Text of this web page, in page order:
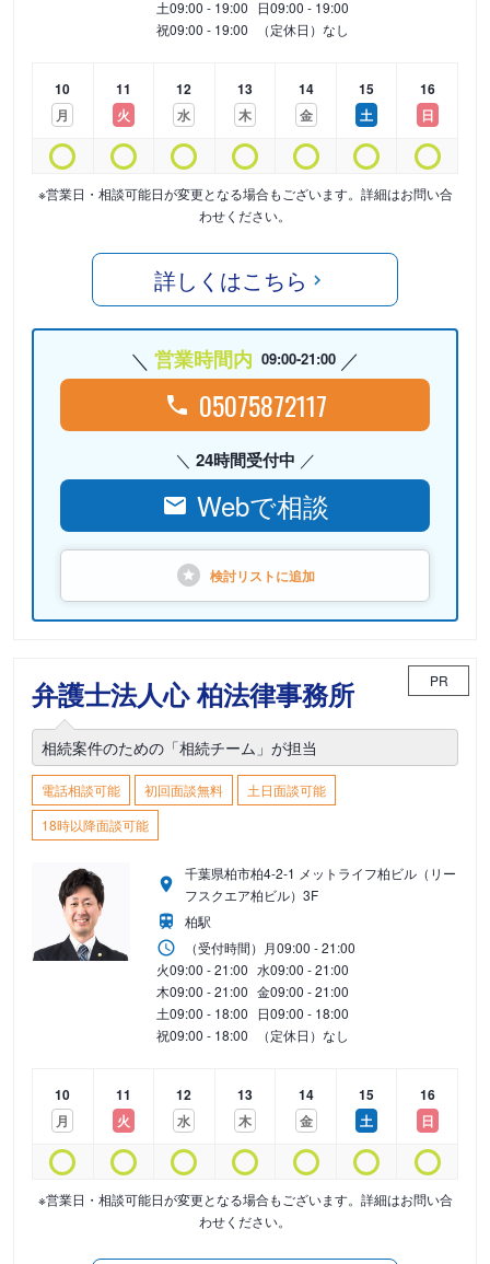
土09:00 - 19:00 日09:00 - 19:00
祝09:00 - 19:00 （定休日）なし
10
月
11
火
12
水
13
木
14
金
15
土
16
日
※営業日・相談可能日が変更となる場合もございます。詳細はお問い合
わせください。
詳しくはこちら
営業時間内 09:00-21:00
05075872117
24時間受付中
Webで相談
検討リストに追加
弁護士法人心 柏法律事務所 PR
相続案件のための「相続チーム」が担当
電話相談可能 初回面談無料
土日面談可能
18時以降面談可能
千葉県柏市柏4-2-1 メットライフ柏ビル（リー
フスクエア柏ビル）3F
柏駅
（受付時間） 月09:00 - 21:00
火09:00 - 21:00 水09:00 - 21:00
木09:00 - 21:00 金09:00 - 21:00
土09:00 - 18:00 日09:00 - 18:00
祝09:00 - 18:00 （定休日）なし
10
月
11
火
12
水
13
木
14
金
15
土
16
日
※営業日・相談可能日が変更となる場合もございます。詳細はお問い合
わせください。